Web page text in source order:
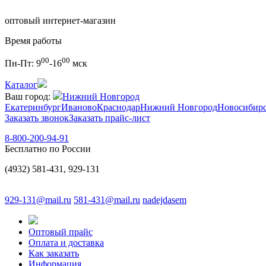
оптовый интернет-магазин
Время работы
Пн-Пт: 900-1600 мск
Каталог
Ваш город:
Нижний Новгород
ЕкатеринбургИвановоКраснодарНижний Новгород
Заказать звонокЗаказать прайс-лист
8-800-200-94-91
Бесплатно по России
(4932) 581-431, 929-131
929-131@mail.ru 581-431@mail.ru nadejdasem
Оптовый прайс
Оплата и доставка
Как заказать